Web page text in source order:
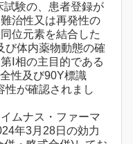
試験の、患者登録が
治性又は再発性の
位元素を結合した
び体内薬物動態の確
Ⅰ相の主目的である
性及び90Y標識
性が確認されまし
ムナス・ファーマ
年3月28日の効力